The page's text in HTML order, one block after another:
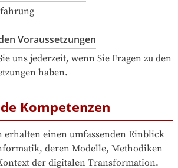
Voraussetzungen
uns jederzeit, wenn Sie Fragen zu den
haben.
Kompetenzen
erhalten einen umfassenden Einblick
deren Modelle, Methodiken
der digitalen Transformation.